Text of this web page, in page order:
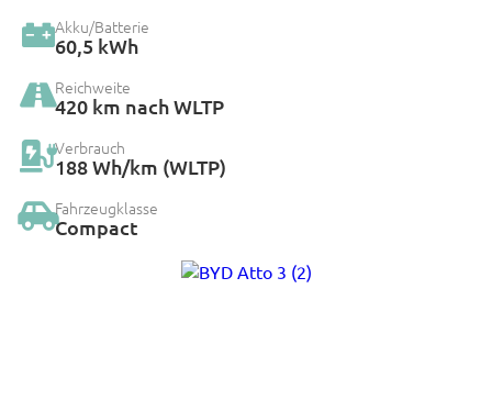
Akku/Batterie
60,5 kWh
Reichweite
420 km nach WLTP
Verbrauch
188 Wh/km (WLTP)
Fahrzeugklasse
Compact